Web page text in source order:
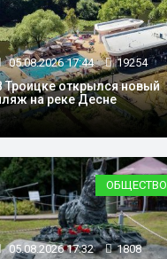
05.08.2026 17:44 19254
Троицке открылся новый
на реке Десне
ОБЩЕСТВО
05.08.2026 17:32 1808